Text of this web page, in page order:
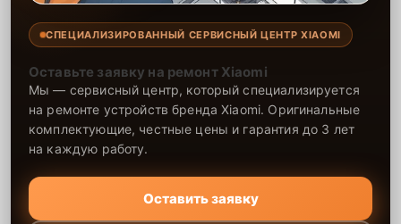
СПЕЦИАЛИЗИРОВАННЫЙ СЕРВИСНЫЙ ЦЕНТР XIAOMI
Оставьте заявку на ремонт Xiaomi
Мы — сервисный центр, который специализируется
на ремонте устройств бренда Xiaomi. Оригинальные
комплектующие, честные цены и гарантия до 3 лет
на каждую работу.
Оставить заявку